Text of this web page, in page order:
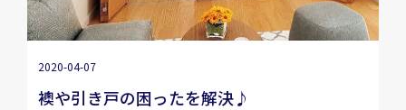
2020-04-07
襖や引き戸の困ったを解決♪